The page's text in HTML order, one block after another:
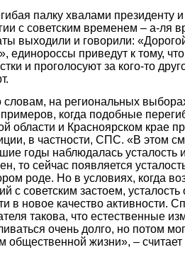
палку хвалами президенту
с советским временем – а-ля
выходили и говорили:
единороссы приведут к тому,
и проголосуют за кого-то
словам, на региональных
когда подобные
области и Красноярском крае
в частности, СПС. «В этом
годы наблюдалась усталость
то сейчас появляется
роде. Но в условиях, когда
с советским застоем, усталость
в новое качество активности.
такова, что естественные
очень долго, но потом
общественной жизни», –